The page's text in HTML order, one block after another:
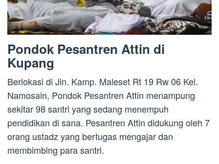
Pondok Pesantren Attin di
Kupang
Berlokasi di Jln. Kamp. Maleset Rt 19 Rw 06 Kel.
Namosain, Pondok Pesantren Attin menampung
sekitar 98 santri yang sedang menempuh
pendidikan di sana. Pesantren Attin didukung oleh 7
orang ustadz yang bertugas mengajar dan
membimbing para santri.